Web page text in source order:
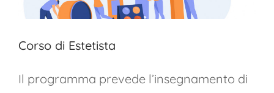
Corso di Estetista
Il programma prevede l’insegnamento di